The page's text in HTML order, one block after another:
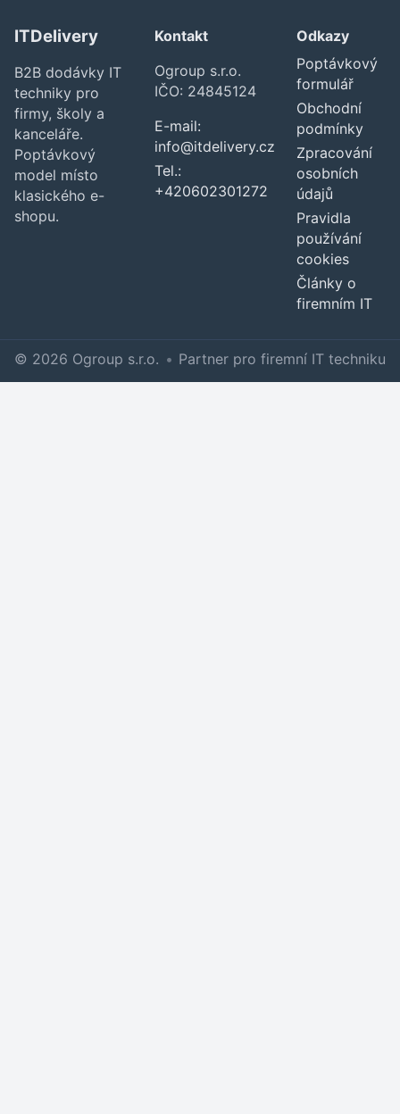
ITDelivery
B2B dodávky IT
techniky pro
firmy, školy a
kanceláře.
Poptávkový
model místo
klasického e-
shopu.
Kontakt
Ogroup s.r.o.
IČO: 24845124
E-mail:
info@itdelivery.cz
Tel.:
+420602301272
Odkazy
Poptávkový
formulář
Obchodní
podmínky
Zpracování
osobních
údajů
Pravidla
používání
cookies
Články o
firemním IT
© 2026 Ogroup s.r.o. • Partner pro firemní IT techniku